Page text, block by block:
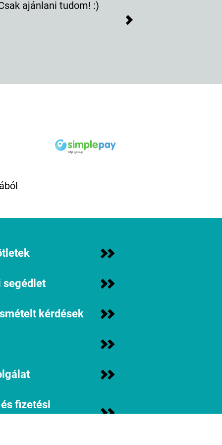
ajánlani tudom! :)
Next
segédlet
kérdések
fizetési